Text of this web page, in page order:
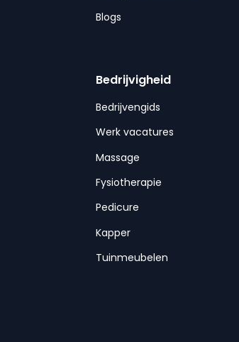
Blogs
Bedrijvigheid
Bedrijvengids
Werk vacatures
Massage
Fysiotherapie
Pedicure
Kapper
Tuinmeubelen